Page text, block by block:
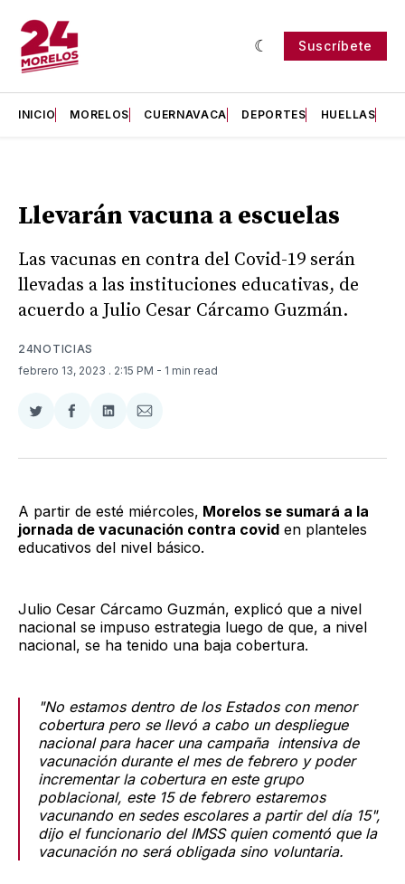
Suscríbete
INICIO MORELOS CUERNAVACA DEPORTES HUELLAS
Llevarán vacuna a escuelas
Las vacunas en contra del Covid-19 serán
llevadas a las instituciones educativas, de
acuerdo a Julio Cesar Cárcamo Guzmán.
24NOTICIAS
febrero 13, 2023 . 2:15 PM - 1 min read
Compartir
Twitter
Compartir
Facebook
Compartir
LinkedIn
Compartir
Email
A partir de esté miércoles, Morelos se sumará a la
jornada de vacunación contra covid en planteles
educativos del nivel básico.
Julio Cesar Cárcamo Guzmán, explicó que a nivel
nacional se impuso estrategia luego de que, a nivel
nacional, se ha tenido una baja cobertura.
"No estamos dentro de los Estados con menor
cobertura pero se llevó a cabo un despliegue
nacional para hacer una campaña intensiva de
vacunación durante el mes de febrero y poder
incrementar la cobertura en este grupo
poblacional, este 15 de febrero estaremos
vacunando en sedes escolares a partir del día 15",
dijo el funcionario del IMSS quien comentó que la
vacunación no será obligada sino voluntaria.